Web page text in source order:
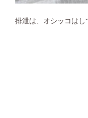
排泄は、オシッコは